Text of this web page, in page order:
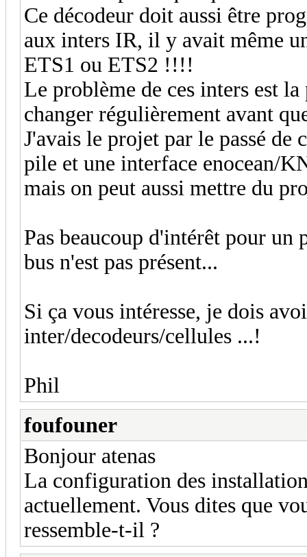
Ce décodeur doit aussi être
aux inters IR, il y avait même
ETS1 ou ETS2 !!!!
Le problème de ces inters est
changer régulièrement avant
J'avais le projet par le passé de
pile et une interface enocean/
mais on peut aussi mettre du
Pas beaucoup d'intérêt pour
bus n'est pas présent...
Si ça vous intéresse, je dois
inter/decodeurs/cellules ...!
Phil
foufouner
Bonjour atenas
La configuration des
actuellement. Vous dites que
ressemble-t-il ?